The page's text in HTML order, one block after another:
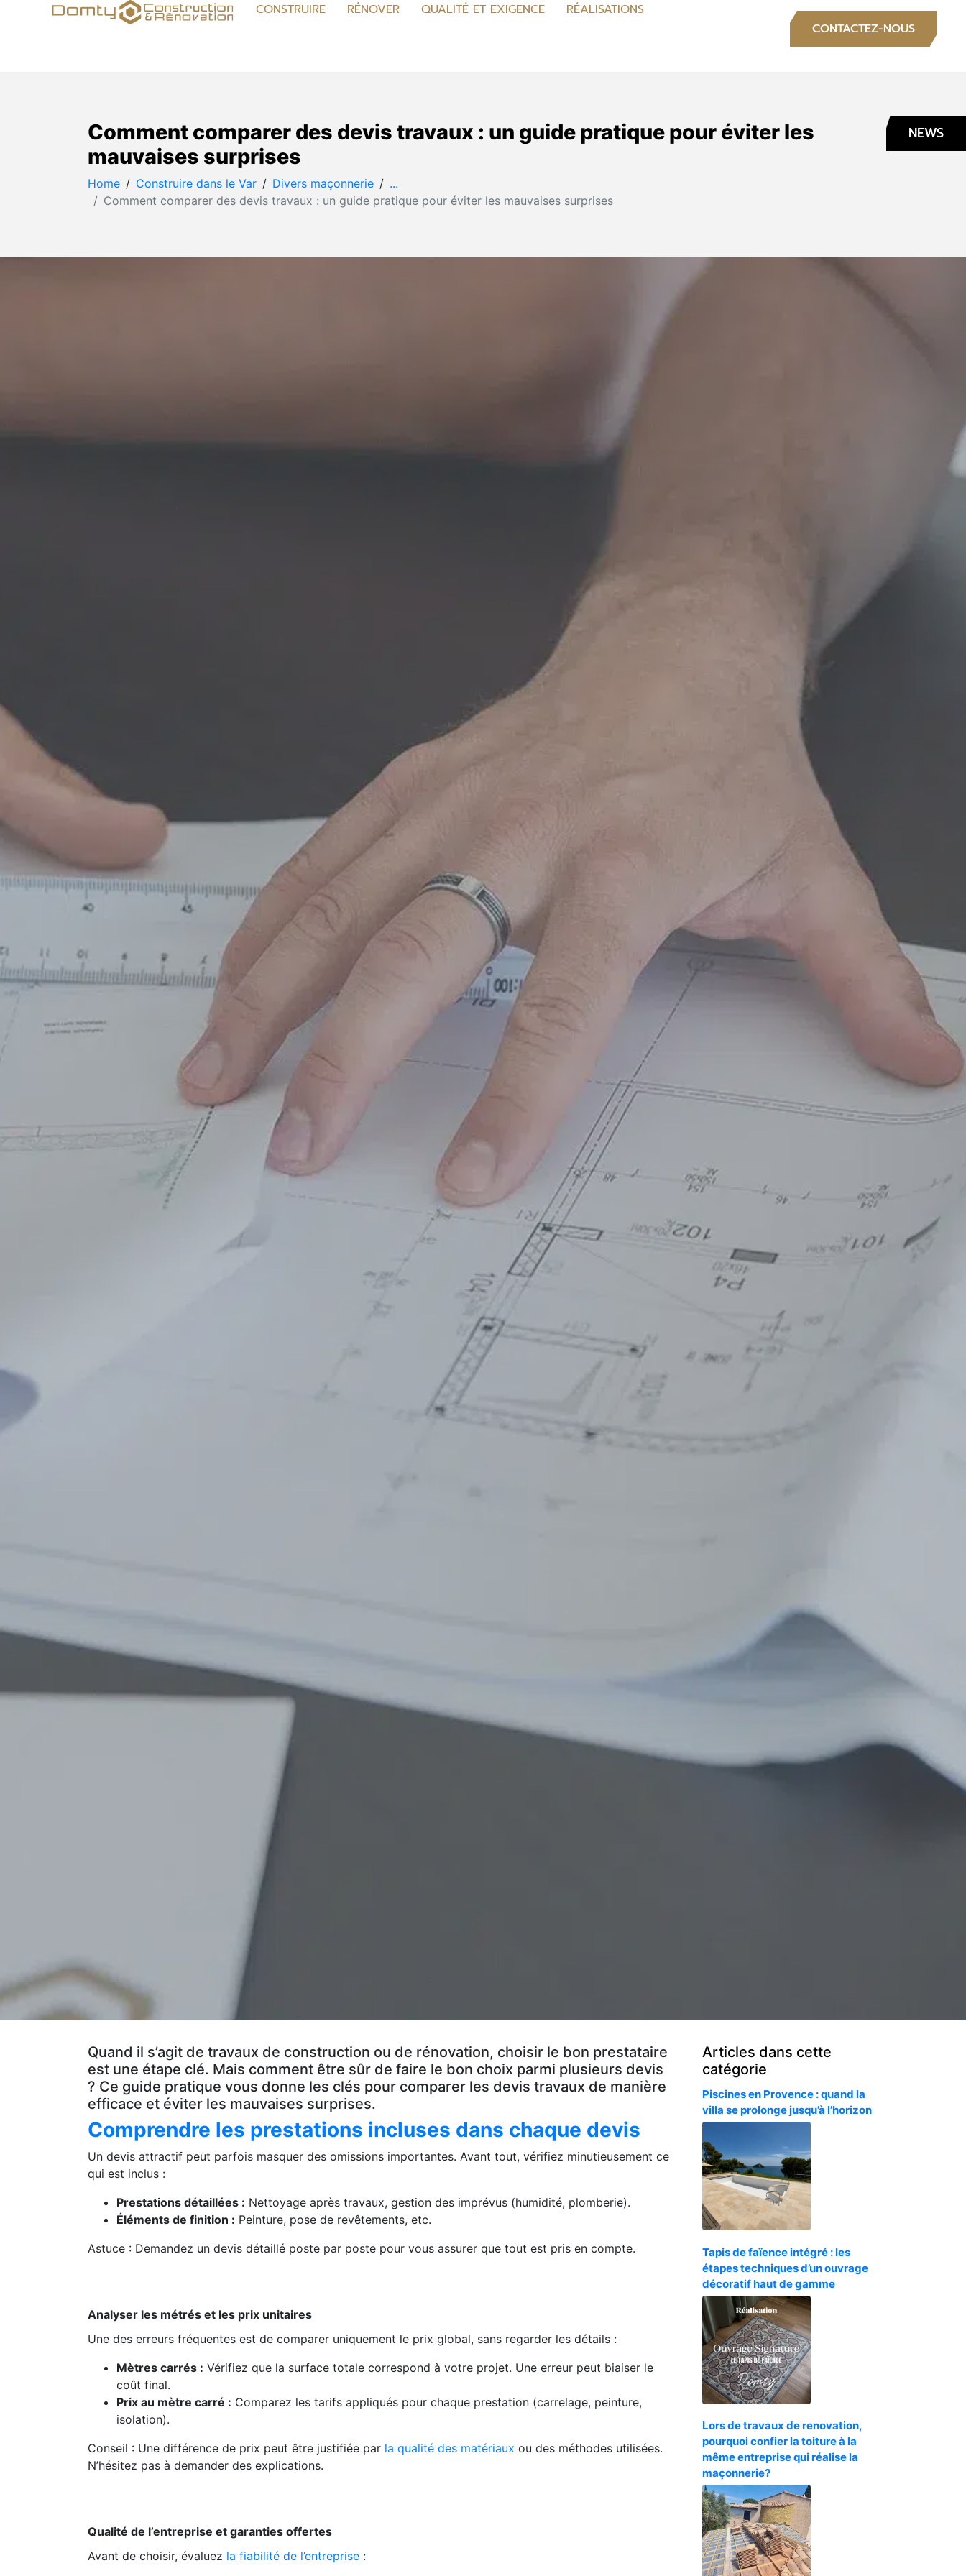
CONSTRUIRE RÉNOVER QUALITÉ ET EXIGENCE
RÉALISATIONS
CONTACTEZ-NOUS
NEWS
Comment comparer des devis travaux : un guide pratique pour éviter les
mauvaises surprises
Home Construire dans le Var Divers maçonnerie
...
Comment comparer des devis travaux : un guide pratique pour éviter les mauvaises surprises
Quand il s’agit de travaux de construction ou de rénovation, choisir le bon prestataire
est une étape clé. Mais comment être sûr de faire le bon choix parmi plusieurs devis
? Ce guide pratique vous donne les clés pour comparer les devis travaux de manière
efficace et éviter les mauvaises surprises.
Comprendre les prestations incluses dans chaque devis
Un devis attractif peut parfois masquer des omissions importantes. Avant tout, vérifiez minutieusement ce
qui est inclus :
Prestations détaillées : Nettoyage après travaux, gestion des imprévus (humidité, plomberie).
Éléments de finition : Peinture, pose de revêtements, etc.
Astuce : Demandez un devis détaillé poste par poste pour vous assurer que tout est pris en compte.
Analyser les métrés et les prix unitaires
Une des erreurs fréquentes est de comparer uniquement le prix global, sans regarder les détails :
Mètres carrés : Vérifiez que la surface totale correspond à votre projet. Une erreur peut biaiser le
coût final.
Prix au mètre carré : Comparez les tarifs appliqués pour chaque prestation (carrelage, peinture,
isolation).
Conseil : Une différence de prix peut être justifiée par la qualité des matériaux ou des méthodes utilisées.
N’hésitez pas à demander des explications.
Qualité de l’entreprise et garanties offertes
Avant de choisir, évaluez la fiabilité de l’entreprise :
Articles dans cette
catégorie
Piscines en Provence : quand la
villa se prolonge jusqu’à l’horizon
Tapis de faïence intégré : les
étapes techniques d’un ouvrage
décoratif haut de gamme
Lors de travaux de renovation,
pourquoi confier la toiture à la
même entreprise qui réalise la
maçonnerie?